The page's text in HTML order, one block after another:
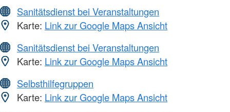
Sanitätsdienst bei Veranstaltungen
Karte: Link zur Google Maps Ansicht
Sanitätsdienst bei Veranstaltungen
Karte: Link zur Google Maps Ansicht
Selbsthilfegruppen
Karte: Link zur Google Maps Ansicht